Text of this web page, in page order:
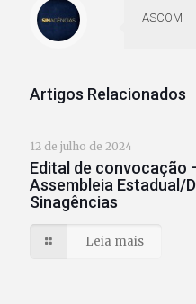
ASCOM
Artigos Relacionados
12 de julho de 2024
Edital de convocação
Assembleia Estadual/
Sinagências
Leia mais